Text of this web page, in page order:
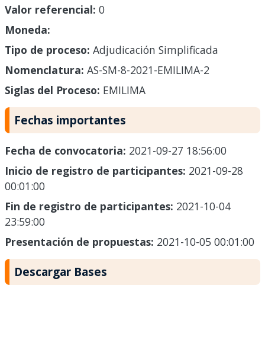
Valor referencial: 0
Moneda:
Tipo de proceso: Adjudicación Simplificada
Nomenclatura: AS-SM-8-2021-EMILIMA-2
Siglas del Proceso: EMILIMA
Fechas importantes
Fecha de convocatoria: 2021-09-27 18:56:00
Inicio de registro de participantes: 2021-09-28
00:01:00
Fin de registro de participantes: 2021-10-04
23:59:00
Presentación de propuestas: 2021-10-05 00:01:00
Descargar Bases